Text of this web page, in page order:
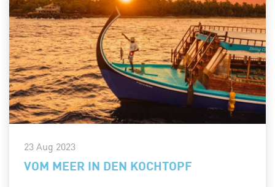
23 Aug 2023
VOM MEER IN DEN KOCHTOPF